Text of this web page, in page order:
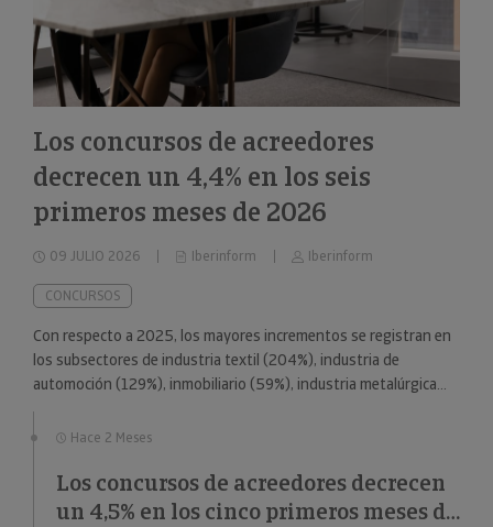
Los concursos de acreedores
decrecen un 4,4% en los seis
primeros meses de 2026
09 JULIO 2026 Iberinform Iberinform
CONCURSOS
Con respecto a 2025, los mayores incrementos se registran en
los subsectores de industria textil (204%), industria de
automoción (129%), inmobiliario (59%), industria metalúrgica
(57%) y educación (49%).
Hace 2 Meses
Los concursos de acreedores decrecen
un 4,5% en los cinco primeros meses de